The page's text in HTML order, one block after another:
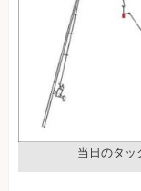
当日のタッ